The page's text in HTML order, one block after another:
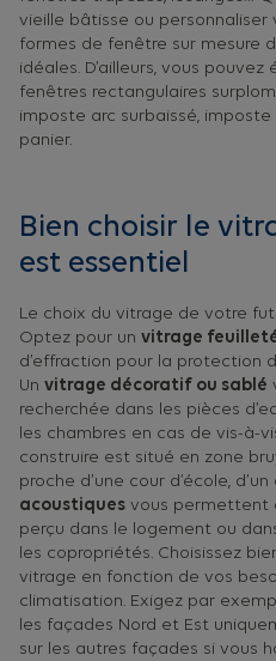
vieille bâtisse ou personnaliser
formes de fenêtre sur mesure
idéales. D’ailleurs, vous
fenêtres rectangulaires
imposte arc surbaissé,
panier.
Bien choisir le
est essentiel
Le choix du vitrage de votre
Optez pour un vitrage
d’effraction pour la protection
Un vitrage décoratif ou sablé
recherchée dans les pièces
les chambres en cas de vis-à-
construire est situé en zone
proche d’une cour d’école,
acoustiques vous permettent
perçu dans le logement ou
les copropriétés. Choisissez
vitrage en fonction de vos
climatisation. Exigez par
les façades Nord et Est
sur les autres façades si vous